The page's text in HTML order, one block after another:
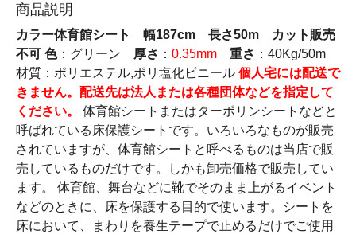
商品説明
カラー体育館シート 幅187cm 長さ50m カット販売
不可 色：グリーン 厚さ ： 0.35mm 重さ ：40Kg/50m
材質：ポリエステル,ポリ塩化ビニール 個人宅には配送で
きません。配送先は法人または各種団体などを指定して
ください。
体育館シートまたはターポリンシートなどと
呼ばれている床保護シートです。いろいろなものが販売
されていますが、体育館シートと呼べるものは当店で販
売しているものだけです。しかも卸売価格で販売してい
ます。 体育館、舞台などに靴でそのまま上がるイベント
などのときに、床を保護する目的で使います。シートを
床において、まわりを養生テープで止めるだけでご使用